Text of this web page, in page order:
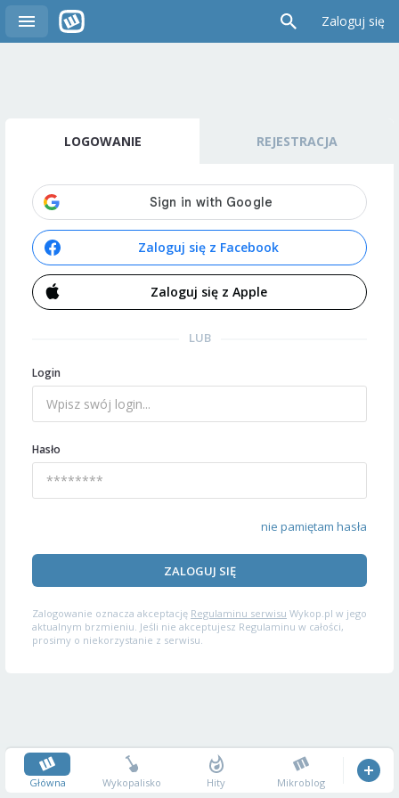
Zaloguj się
LOGOWANIE REJESTRACJA
Zaloguj się z Facebook
Zaloguj się z Apple
LUB
Login
Hasło
nie pamiętam hasła
ZALOGUJ SIĘ
Zalogowanie oznacza akceptację Regulaminu serwisu Wykop.pl w jego
aktualnym brzmieniu. Jeśli nie akceptujesz Regulaminu w całości,
prosimy o niekorzystanie z serwisu.
Główna Wykopalisko Hity Mikroblog